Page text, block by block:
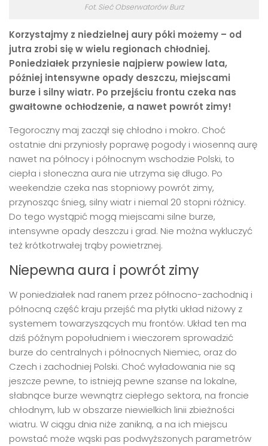
Fot. Sieć Obserwatorów Burz
Korzystajmy z niedzielnej aury póki możemy – od
jutra zrobi się w wielu regionach chłodniej.
Poniedziałek przyniesie najpierw powiew lata,
później intensywne opady deszczu, miejscami
burze i silny wiatr. Po przejściu frontu czeka nas
gwałtowne ochłodzenie, a nawet powrót zimy!
Tegoroczny maj zaczął się chłodno i mokro. Choć
ostatnie dni przyniosły poprawę pogody i wiosenną aurę
nawet na północy i północnym wschodzie Polski, to
ciepła i słoneczna aura nie utrzyma się długo. Po
weekendzie czeka nas stopniowy powrót zimy,
przynosząc śnieg, silny wiatr i niemal 20 stopni różnicy.
Do tego wystąpić mogą miejscami silne burze,
intensywne opady deszczu i grad. Nie można wykluczyć
też krótkotrwałej trąby powietrznej.
Niepewna aura i powrót zimy
W poniedziałek nad ranem przez północno-zachodnią i
północną część kraju przejść ma płytki układ niżowy z
systemem towarzyszących mu frontów. Układ ten ma
dziś późnym popołudniem i wieczorem sprowadzić
burze do centralnych i północnych Niemiec, oraz do
Czech i zachodniej Polski. Choć wyładowania nie są
jeszcze pewne, to istnieją pewne szanse na lokalne,
słabnące burze wewnątrz ciepłego sektora, na froncie
chłodnym, lub w obszarze niewielkich linii zbieżności
wiatru. W ciągu dnia niże zanikną, a na ich miejscu
powstać może wąski pas podwyższonych parametrów